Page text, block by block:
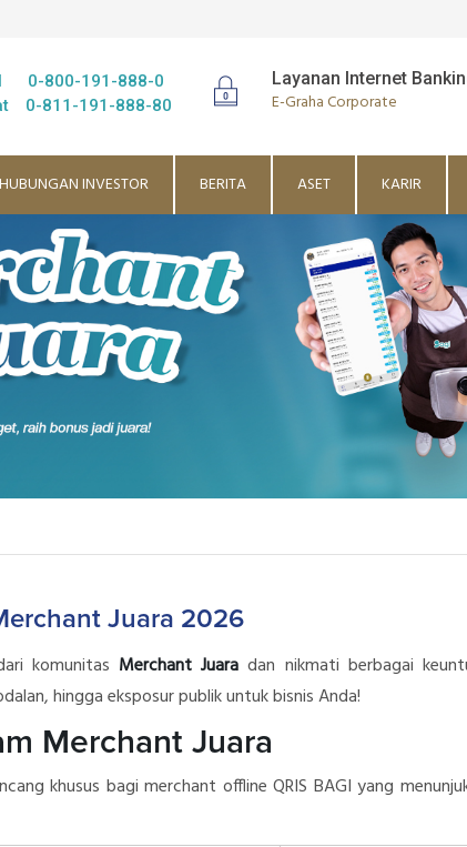
0-800-191-888-0
0-811-191-888-80
Layanan Internet
E-Graha Corporate
HUBUNGAN INVESTOR BERITA ASET KARIR
Juara 2026
komunitas Merchant Juara dan nikmati berbagai
hingga eksposur publik untuk bisnis Anda!
Merchant Juara
khusus bagi merchant offline QRIS BAGI yang